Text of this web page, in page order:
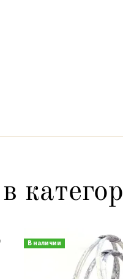
В наличии